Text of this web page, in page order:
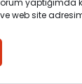
yaptığımda
web site